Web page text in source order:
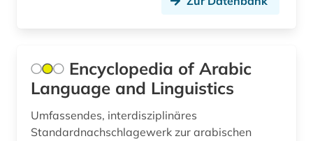
Encyclopedia of Arabic
Language and Linguistics
Umfassendes, interdisziplinäres
Standardnachschlagewerk zur arabischen